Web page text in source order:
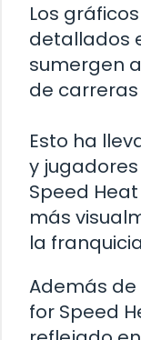
Los
detallados
sumergen
de
Esto ha
y
Speed
más
la
Además de
for Speed